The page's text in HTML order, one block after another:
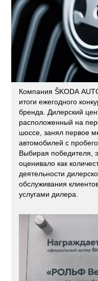
Компания ŠKODA
итоги ежегодного
бренда. Дилерский
расположенный на
шоссе, занял первое
автомобилей с
Выбирая победителя,
оценивало как
деятельности
обслуживания
услугами дилера.